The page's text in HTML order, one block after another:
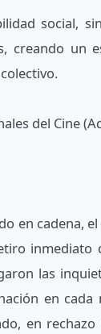
social,
creando un
del Cine
en cadena,
inmediato
las
en cada
en